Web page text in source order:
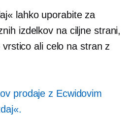
lahko uporabite za
izdelkov na ciljne strani,
ali celo na stran z
prodaje z Ecwidovim